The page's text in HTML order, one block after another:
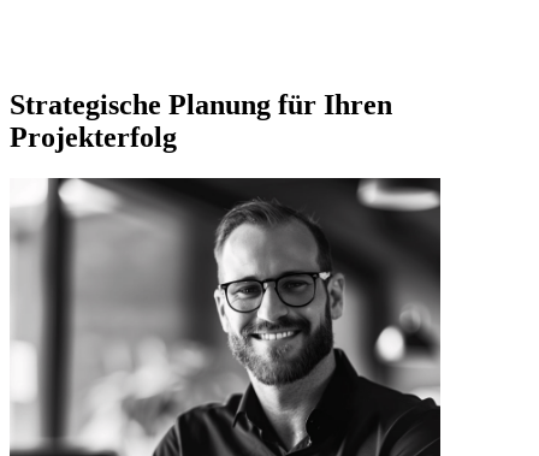
Strategische Planung für Ihren
Projekterfolg